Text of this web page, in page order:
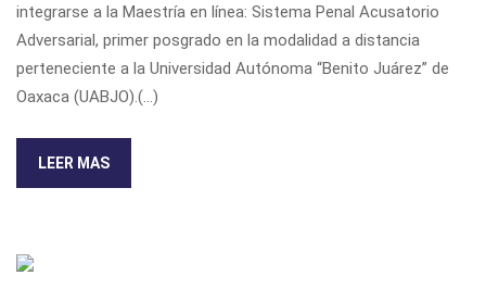
integrarse a la Maestría en línea: Sistema Penal Acusatorio
Adversarial, primer posgrado en la modalidad a distancia
perteneciente a la Universidad Autónoma “Benito Juárez” de
Oaxaca (UABJO).(...)
LEER MAS